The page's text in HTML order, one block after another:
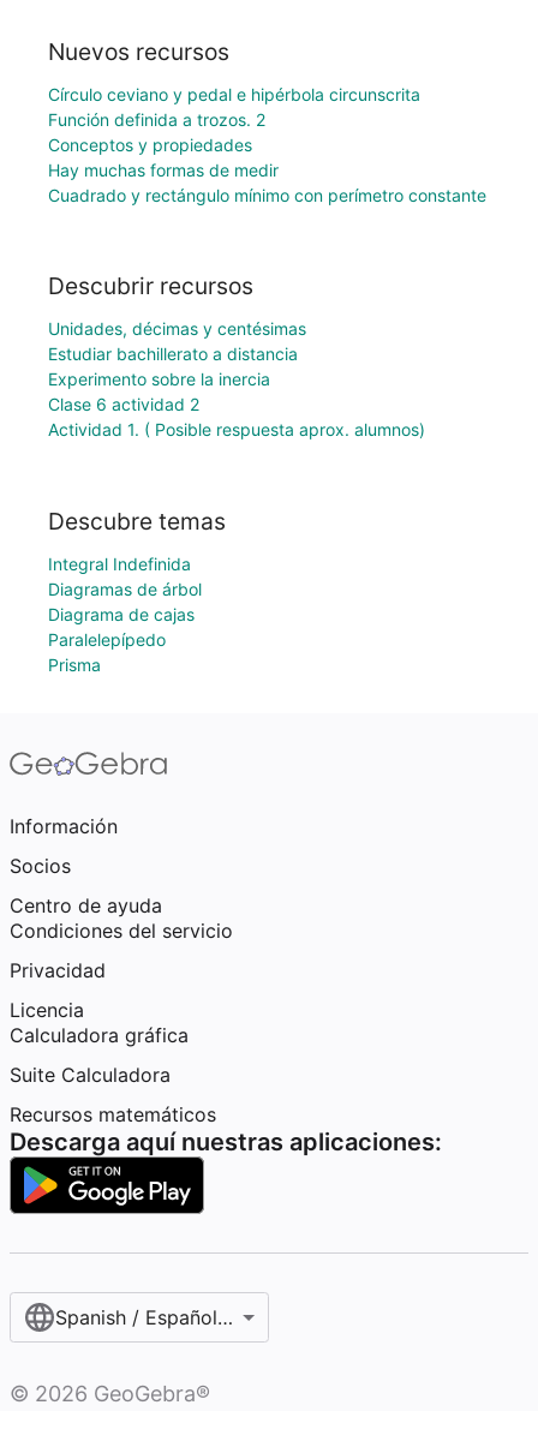
Nuevos recursos
Círculo ceviano y pedal e hipérbola circunscrita
Función definida a trozos. 2
Conceptos y propiedades
Hay muchas formas de medir
Cuadrado y rectángulo mínimo con perímetro constante
Descubrir recursos
Unidades, décimas y centésimas
Estudiar bachillerato a distancia
Experimento sobre la inercia
Clase 6 actividad 2
Actividad 1. ( Posible respuesta aprox. alumnos)
Descubre temas
Integral Indefinida
Diagramas de árbol
Diagrama de cajas
Paralelepípedo
Prisma
Información
Socios
Centro de ayuda
Condiciones del servicio
Privacidad
Licencia
Calculadora gráfica
Suite Calculadora
Recursos matemáticos
Descarga aquí nuestras aplicaciones:
Spanish / Español (internacional)
© 2026 GeoGebra®